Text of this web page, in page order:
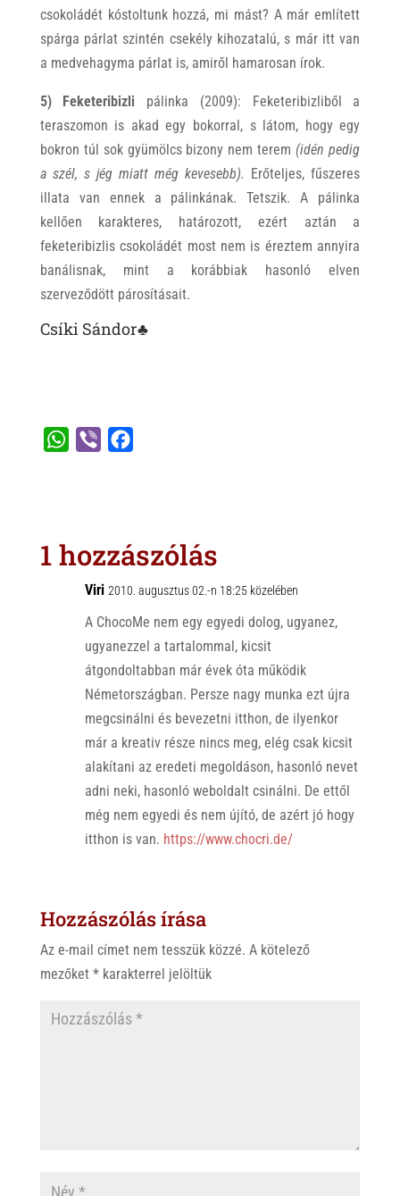
csokoládét kóstoltunk hozzá, mi mást? A már említett
spárga párlat szintén csekély kihozatalú, s már itt van
a medvehagyma párlat is, amiről hamarosan írok.
5) Feketeribizli pálinka (2009): Feketeribizliből a
teraszomon is akad egy bokorral, s látom, hogy egy
bokron túl sok gyümölcs bizony nem terem (idén pedig
a szél, s jég miatt még kevesebb). Erőteljes, fűszeres
illata van ennek a pálinkának. Tetszik. A pálinka
kellően karakteres, határozott, ezért aztán a
feketeribizlis csokoládét most nem is éreztem annyira
banálisnak, mint a korábbiak hasonló elven
szerveződött párosításait.
Csíki Sándor♣
A
o
o
k
1 hozzászólás
Viri 2010. augusztus 02.-n 18:25 közelében
A ChocoMe nem egy egyedi dolog, ugyanez,
ugyanezzel a tartalommal, kicsit
átgondoltabban már évek óta működik
Németországban. Persze nagy munka ezt újra
megcsinálni és bevezetni itthon, de ilyenkor
már a kreativ része nincs meg, elég csak kicsit
alakítani az eredeti megoldáson, hasonló nevet
adni neki, hasonló weboldalt csinálni. De ettől
még nem egyedi és nem újító, de azért jó hogy
itthon is van. https://www.chocri.de/
Hozzászólás írása
Az e-mail címet nem tesszük közzé. A kötelező
mezőket *karakterrel jelöltük